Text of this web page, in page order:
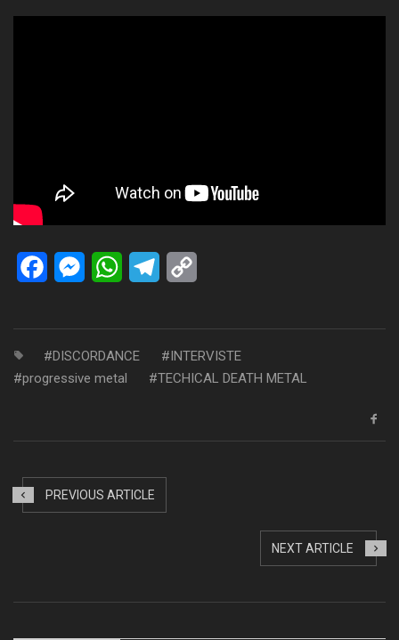
FacebookMessengerWhatsAppTelegram
DISCORDANCE
INTERVISTE
progressive metal
TECHICAL DEATH METAL
PREVIOUS ARTICLE
NEXT ARTICLE